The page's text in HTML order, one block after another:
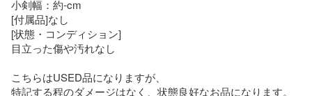
小剣幅：約-cm
[付属品]なし
[状態・コンディション]
目立った傷や汚れなし
こちらはUSED品になりますが、
特記する程のダメージはなく、状態良好なお品になります。